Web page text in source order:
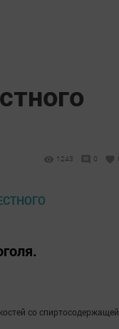
1243 0
со спиртосодержащей